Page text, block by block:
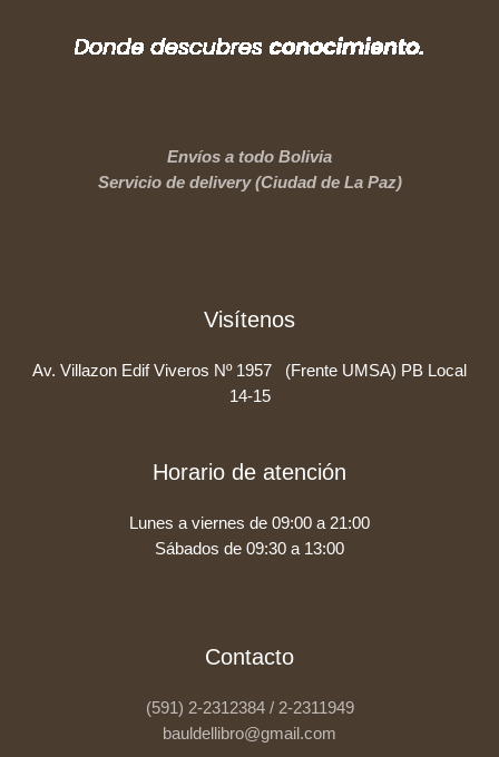
Envíos a todo Bolivia
Servicio de delivery (Ciudad de La Paz)
Visítenos
Av. Villazon Edif Viveros Nº 1957 (Frente UMSA) PB Local
14-15
Horario de atención
Lunes a viernes de 09:00 a 21:00
Sábados de 09:30 a 13:00
Contacto
(591) 2-2312384 / 2-2311949
bauldellibro@gmail.com